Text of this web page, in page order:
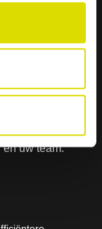
-
uw team: